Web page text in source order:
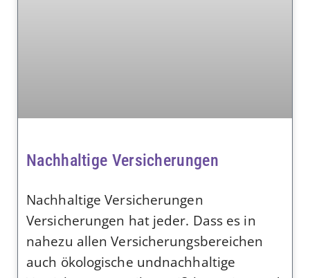
Nachhaltige Versicherungen
Nachhaltige Versicherungen
Versicherungen hat jeder. Dass es in
nahezu allen Versicherungsbereichen
auch ökologische undnachhaltige